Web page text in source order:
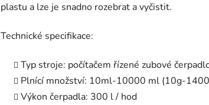
plastu a lze je snadno rozebrat a vyčistit.
Technické specifikace:
Typ stroje: počítačem řízené zubové
Plnící množství: 10ml-10000 ml (10g-
Výkon čerpadla: 300 l / hod